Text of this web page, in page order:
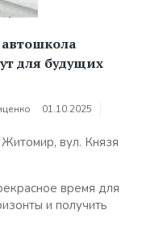
для будущих
01.10.2025
вул. Князя
время для
и получить